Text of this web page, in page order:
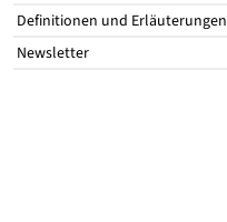
Definitionen und Erläuterungen
Newsletter